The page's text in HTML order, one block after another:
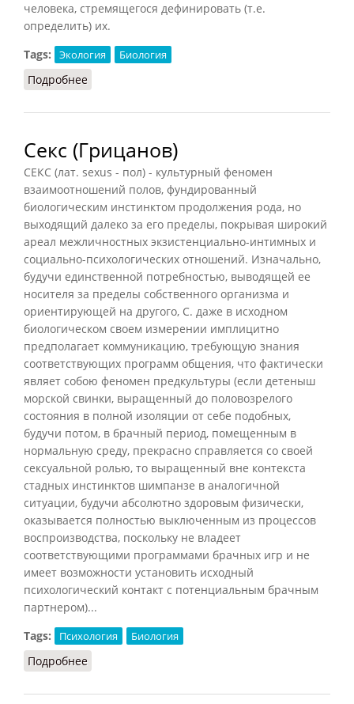
человека, стремящегося дефинировать (т.е.
определить) их.
Tags:
Экология Биология
Подробнее
Секс (Грицанов)
СЕКС (лат. sexus - пол) - культурный феномен
взаимоотношений полов, фундированный
биологическим инстинктом продолжения рода, но
выходящий далеко за его пределы, покрывая широкий
ареал межличностных экзистенциально-интимных и
социально-психологических отношений. Изначально,
будучи единственной потребностью, выводящей ее
носителя за пределы собственного организма и
ориентирующей на другого, С. даже в исходном
биологическом своем измерении имплицитно
предполагает коммуникацию, требующую знания
соответствующих программ общения, что фактически
являет собою феномен предкультуры (если детеныш
морской свинки, выращенный до половозрелого
состояния в полной изоляции от себе подобных,
будучи потом, в брачный период, помещенным в
нормальную среду, прекрасно справляется со своей
сексуальной ролью, то выращенный вне контекста
стадных инстинктов шимпанзе в аналогичной
ситуации, будучи абсолютно здоровым физически,
оказывается полностью выключенным из процессов
воспроизводства, поскольку не владеет
соответствующими программами брачных игр и не
имеет возможности установить исходный
психологический контакт с потенциальным брачным
партнером)...
Tags:
Психология Биология
Подробнее